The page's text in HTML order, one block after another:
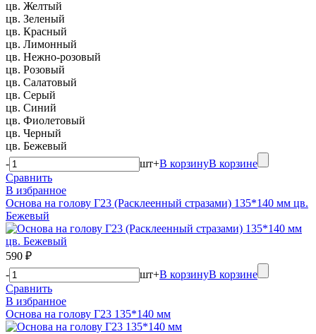
цв. Желтый
цв. Зеленый
цв. Красный
цв. Лимонный
цв. Нежно-розовый
цв. Розовый
цв. Салатовый
цв. Серый
цв. Синий
цв. Фиолетовый
цв. Черный
цв. Бежевый
-
шт+В корзинуВ корзине
Сравнить
В избранное
Основа на голову Г23 (Расклеенный стразами) 135*140 мм цв.
Бежевый
590 ₽
-
шт+В корзинуВ корзине
Сравнить
В избранное
Основа на голову Г23 135*140 мм